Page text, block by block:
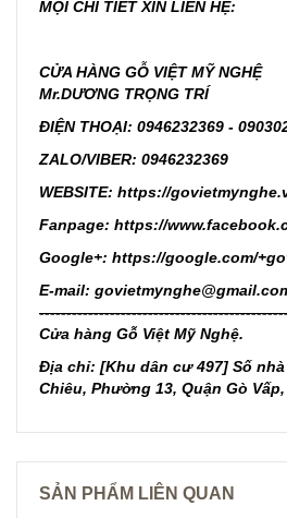
MỌI CHI TIẾT XIN LIÊN HỆ:
CỬA HÀNG GỖ VIỆT MỸ NGHỆ
Mr.DƯƠNG TRỌNG TRÍ
ĐIỆN THOẠI: 0946232369 -
ZALO/VIBER: 0946232369
WEBSITE: https://
Fanpage: https://
Google+: https://google.com/
E-mail:
Cửa hàng Gỗ Việt Mỹ Nghệ.
Địa chỉ: [Khu dân cư 497] Số nhà
Chiêu, Phường 13, Quận Gò Vấp,
SẢN PHẨM LIÊN QUAN